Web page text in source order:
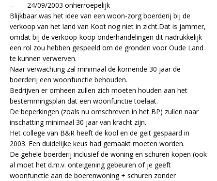
– 24/09/2003 onherroepelijk
Blijkbaar was het idee van een woon-zorg boerderij bij de
verkoop van het land van Koot nog niet in zicht.Dat is jammer,
omdat bij de verkoop-koop onderhandelingen dit nadrukkelijk
een rol zou hebben gespeeld om de gronden voor Oude Land
te kunnen verwerven.
Naar verwachting zal minimaal de komende 30 jaar de
boerderij een woonfunctie behouden.
Bedrijven er omheen zullen zich moeten houden aan het
bestemmingsplan dat een woonfunctie toelaat.
De beperkingen (zoals nu omschreven in het BP) zullen naar
inschatting minimaal 30 jaar van kracht zijn.
Het college van B&R heeft de kool en de geit gespaard in
2003. Een duidelijke keus had gemaakt moeten worden.
De gehele boerderij inclusief de woning en schuren kopen (ook
al moet het d.m.v. onteigening gebeuren of je geeft
woonfunctie aan de boerenwoning + schuren zonder